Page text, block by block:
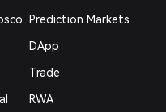
Prediction Markets
DApp
Trade
RWA